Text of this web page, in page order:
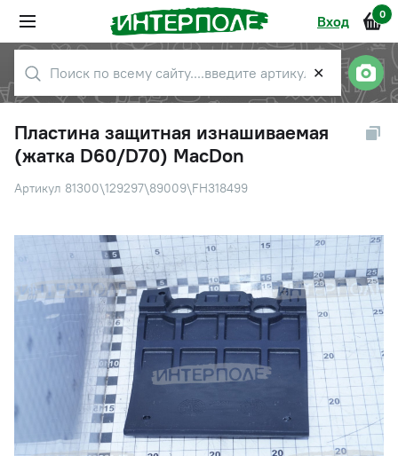
Вход 0
✕
Пластина защитная изнашиваемая
(жатка D60/D70) MacDon
Артикул 81300\129297\89009\FH318499